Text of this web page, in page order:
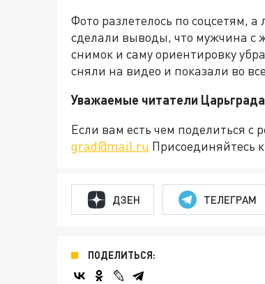
Фото разлетелось по соцсетям,
сделали выводы, что мужчина с
снимок и саму ориентировку
сняли на видео и показали во
Уважаемые читатели
Если вам есть чем поделиться
grad@mail.ru Присоединяйтесь
ДЗЕН ТЕЛЕГРАМ
ПОДЕЛИТЬСЯ: